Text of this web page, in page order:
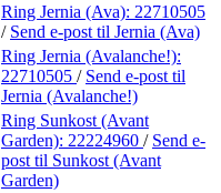
Ring Jernia (Ava): 22710505
/ Send e-post til Jernia (Ava)
Ring Jernia (Avalanche!):
22710505 / Send e-post til
Jernia (Avalanche!)
Ring Sunkost (Avant
Garden): 22224960 / Send e-
post til Sunkost (Avant
Garden)